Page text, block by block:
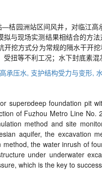
桔园洲站区间风井，对临江
拟与现场实测结果相结合的方
开挖方式分为常规的隔水干开
受扭等不利工况；水下封底素
高承压水, 支护结构受力与变形,
superdeep foundation pit
of Fuzhou Metro Line
method and site
aquifer, the excavation
the water inrush of
under underwater
which is the key to